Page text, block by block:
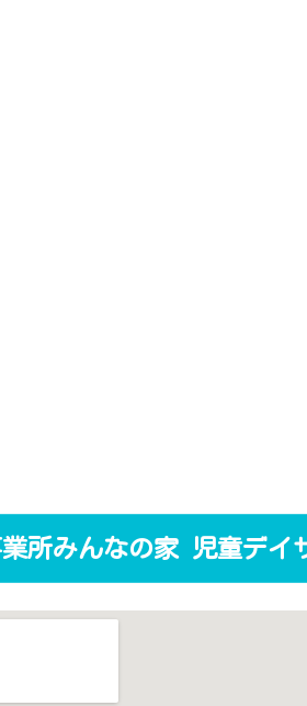
所みんなの家 児童デイ